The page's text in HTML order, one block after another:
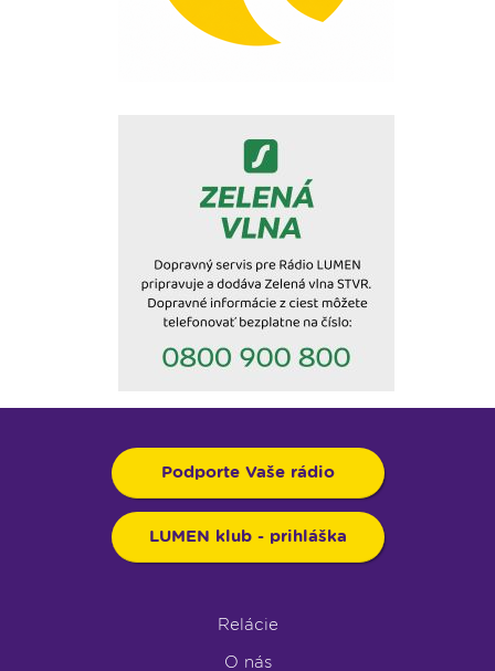
Podporte Vaše rádio
LUMEN klub - prihláška
Relácie
O nás